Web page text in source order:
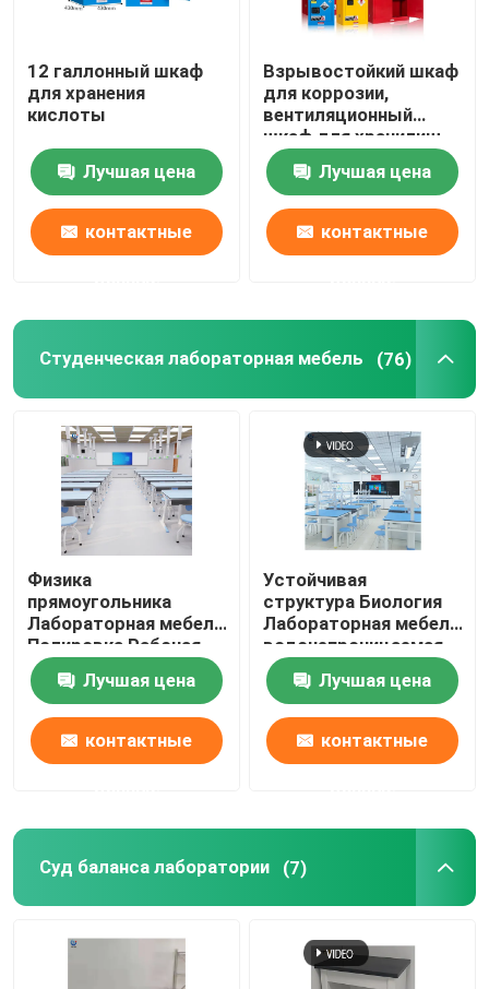
12 галлонный шкаф
для хранения
кислоты
Лучшая цена
контактные
Взрывостойкий шкаф
для коррозии,
вентиляционный
шкаф для хранилищ.
Лучшая цена
контактные
Студенческая лабораторная мебель (76)
Физика
прямоугольника
Лабораторная мебель
Полировка Рабочая
станция для
передвижного
дисплея
Лучшая цена
контактные
Устойчивая
структура Биология
Лабораторная мебель
водонепроницаемая
металлическая
рабочая столика
Лучшая цена
контактные
Суд баланса лаборатории (7)